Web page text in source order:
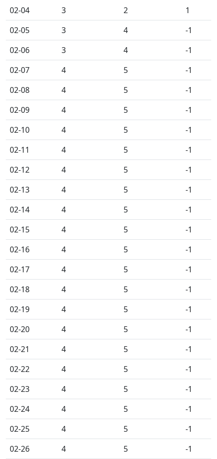
02-04 3 2
1
02-05
3 4
-1
02-06
3 4
-1
02-07
4 5
-1
02-08
4 5
-1
02-09
4 5
-1
02-10
4 5
-1
02-11
4 5
-1
02-12
4 5
-1
02-13
4 5
-1
02-14
4 5
-1
02-15
4 5
-1
02-16
4 5
-1
02-17
4 5
-1
02-18
4 5
-1
02-19
4 5
-1
02-20
4 5
-1
02-21
4 5
-1
02-22
4 5
-1
02-23
4 5
-1
02-24
4 5
-1
02-25
4 5
-1
02-26
4 5
-1